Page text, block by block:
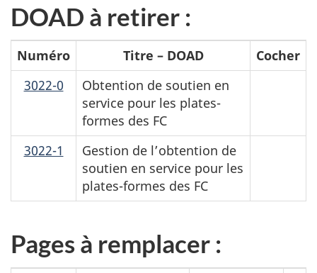
DOAD à retirer :
Numéro Titre – DOAD
Cocher
3022-0
Obtention de soutien en
service pour les plates-
formes des FC
3022-1
Gestion de l’obtention de
soutien en service pour les
plates-formes des FC
Pages à remplacer :